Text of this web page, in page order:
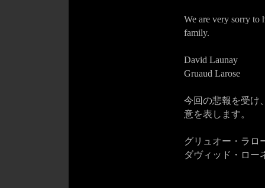
We are very sorry to
family.
David Launay
Gruaud Larose
今回の悲報を受け
意を表します。
グリュオー・ラロ
ダヴィッド・ロー